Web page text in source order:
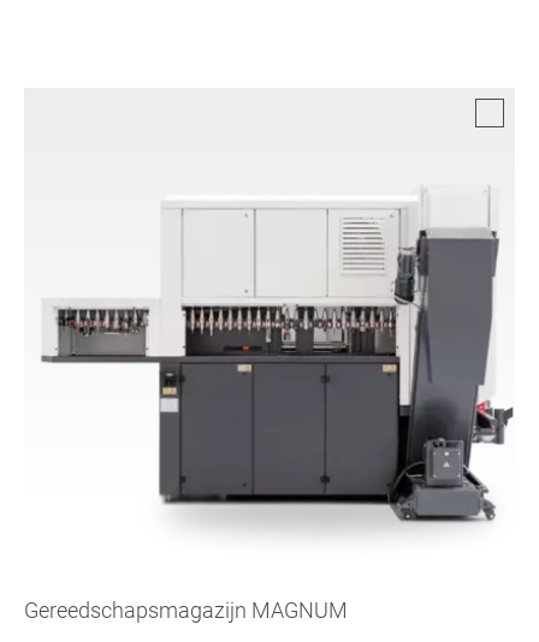
Gereedschapsmagazijn MAGNUM